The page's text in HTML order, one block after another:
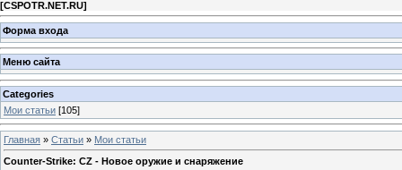
[CSPOTR.NET.RU]
Форма входа
Меню сайта
Categories
Мои статьи [105]
Главная » Статьи » Мои статьи
Counter-Strike: CZ - Новое оружие и снаряжение